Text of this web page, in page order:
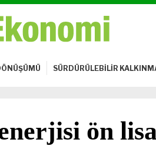
SÜRDÜRÜLEBİLİR
ön